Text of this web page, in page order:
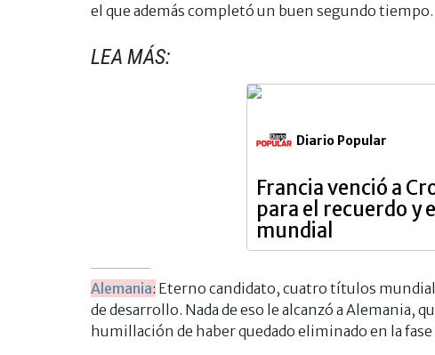
el que además completó un buen segundo tiempo.
LEA MÁS:
Diario Popular
Francia venció a
para el recuerdo y
mundial
Alemania: Eterno candidato, cuatro títulos
de desarrollo. Nada de eso le alcanzó a Alemania,
humillación de haber quedado eliminado en la fase